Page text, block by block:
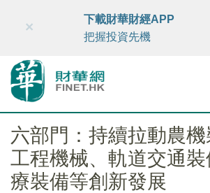
財華智庫網 FINTV FINMETA
×
下載財華財經APP
把握投資先機
六部門：持續拉動農機
工程機械、軌道交通
療裝備等創新發展